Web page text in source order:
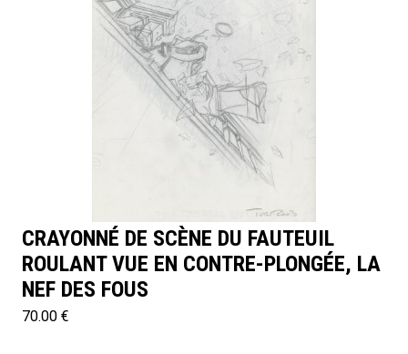
CRAYONNÉ DE SCÈNE DU FAUTEUIL
ROULANT VUE EN CONTRE-PLONGÉE, LA
NEF DES FOUS
70.00 €